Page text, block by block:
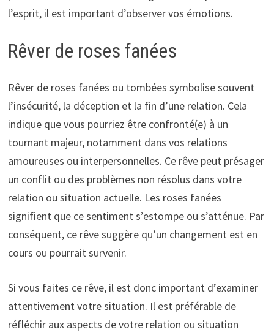
l’esprit, il est important d’observer vos émotions.
Rêver de roses fanées
Rêver de roses fanées ou tombées symbolise souvent
l’insécurité, la déception et la fin d’une relation. Cela
indique que vous pourriez être confronté(e) à un
tournant majeur, notamment dans vos relations
amoureuses ou interpersonnelles. Ce rêve peut présager
un conflit ou des problèmes non résolus dans votre
relation ou situation actuelle. Les roses fanées
signifient que ce sentiment s’estompe ou s’atténue. Par
conséquent, ce rêve suggère qu’un changement est en
cours ou pourrait survenir.
Si vous faites ce rêve, il est donc important d’examiner
attentivement votre situation. Il est préférable de
réfléchir aux aspects de votre relation ou situation